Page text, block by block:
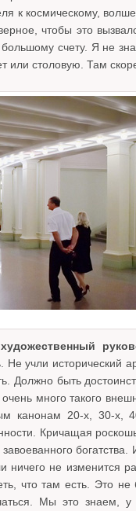
к космическому,
чтобы это
счету. Я не
или столовую. Там
Не учли исторический
Должно быть
много такого
канонам 20-х, 30-х,
Кричащая
ничего не изменится
что там есть. Это
Мы это знаем,